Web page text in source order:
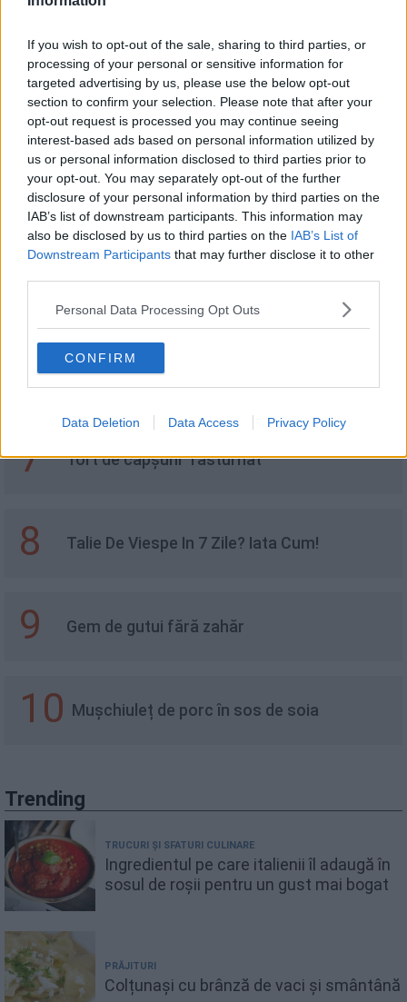
If you wish to opt-out of the sale, sharing to third parties, or
processing of your personal or sensitive information for
targeted advertising by us, please use the below opt-out
section to confirm your selection. Please note that after your
opt-out request is processed you may continue seeing
interest-based ads based on personal information utilized by
us or personal information disclosed to third parties prior to
your opt-out. You may separately opt-out of the further
disclosure of your personal information by third parties on the
IAB’s list of downstream participants. This information may
also be disclosed by us to third parties on the IAB’s List of
Downstream Participants that may further disclose it to other
Personal Data Processing Opt Outs
CONFIRM
Data Deletion Data Access Privacy Policy
2 Pate de ficat de pui făcut în casă
3
Salată de paste cu dovlecei (gata în 20 de
minute)
4 Somon condimentat la tigaie
5
6 Rosii Umplute Cu Orez Si Parmezan
7 Tort de căpșuni "răsturnat"
8 Talie De Viespe In 7 Zile? Iata Cum!
9 Gem de gutui fără zahăr
10 Mușchiuleț de porc în sos de soia
Trending
TRUCURI ȘI SFATURI CULINARE
Ingredientul pe care italienii îl adaugă în
sosul de roșii pentru un gust mai bogat
PRĂJITURI
Colțunași cu brânză de vaci și smântână